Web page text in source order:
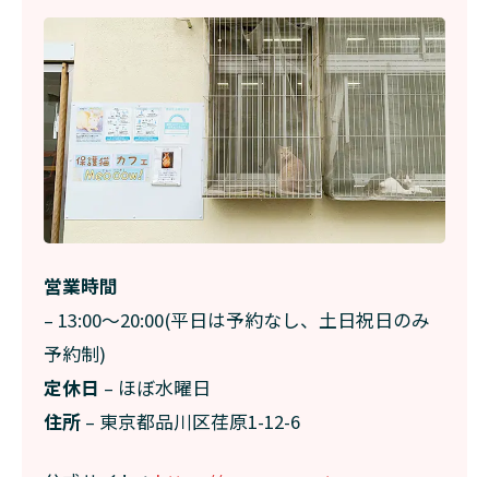
営業時間
– 13:00〜20:00(平日は予約なし、土日祝日のみ
予約制)
定休日 – ほぼ水曜日
住所 – 東京都品川区荏原1-12-6